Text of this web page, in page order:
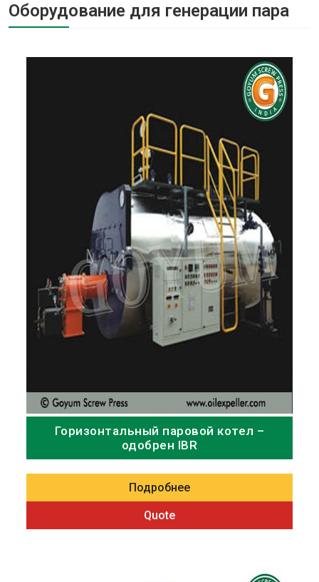
Оборудование для генерации пара
Горизонтальный паровой котел –
одобрен IBR
Подробнее
Quote